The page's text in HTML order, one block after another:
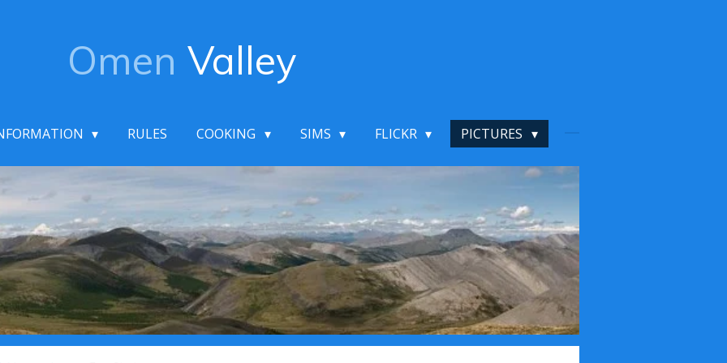
Omen Valley
RULES COOKING SIMS FLICKR PICTURES